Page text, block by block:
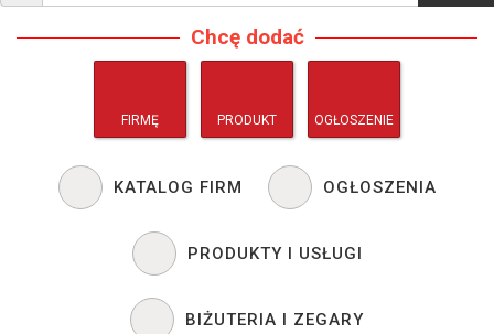
Chcę dodać
FIRMĘ PRODUKT OGŁOSZENIE
KATALOG FIRM OGŁOSZENIA
PRODUKTY I USŁUGI
BIŻUTERIA I ZEGARY